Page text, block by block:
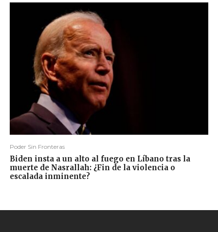
Poder Sin Fronteras
Biden insta a un alto al fuego en Líbano tras la
muerte de Nasrallah: ¿Fin de la violencia o
escalada inminente?